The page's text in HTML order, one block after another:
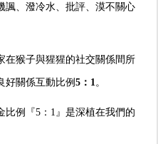
諷、潑冷水、批評、漠不關心
在猴子與猩猩的社交關係間所
好關係互動比例 5：1 。
比例『5：1』是深植在我們的